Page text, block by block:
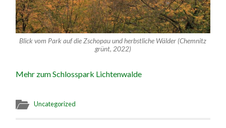
Blick vom Park auf die Zschopau und herbstliche Wälder (Chemnitz
grünt, 2022)
Mehr zum Schlosspark Lichtenwalde
Uncategorized